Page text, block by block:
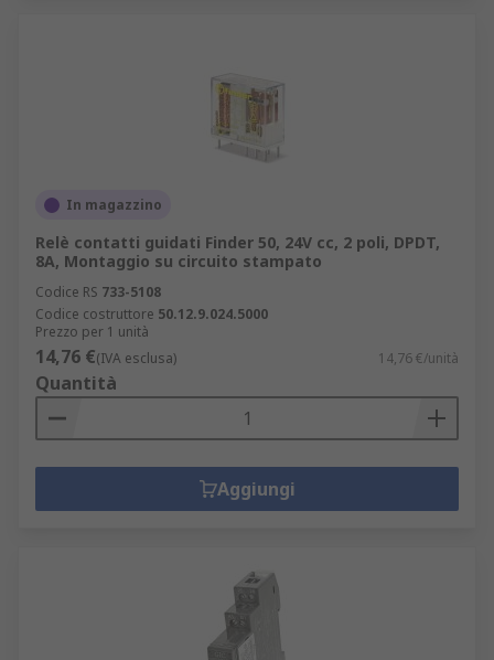
In magazzino
Relè contatti guidati Finder 50, 24V cc, 2 poli, DPDT,
8A, Montaggio su circuito stampato
Codice RS 733-5108
Codice costruttore 50.12.9.024.5000
Prezzo per 1 unità
14,76 €(IVA esclusa) 14,76 €/unità
Quantità
Aggiungi